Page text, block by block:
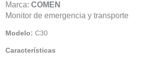
Marca: COMEN
Monitor de emergencia y transporte
Modelo: C30
Características